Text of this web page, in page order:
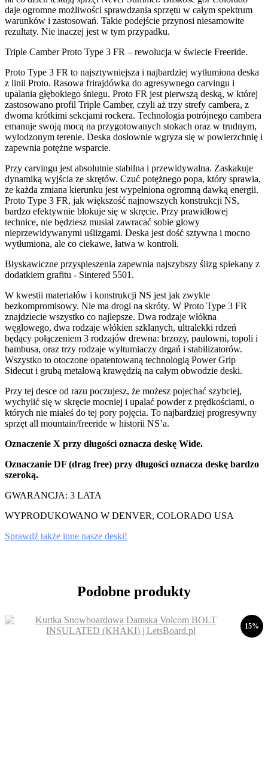
daje ogromne możliwości sprawdzania sprzętu w całym spektrum
warunków i zastosowań. Takie podejście przynosi niesamowite
rezultaty. Nie inaczej jest w tym przypadku.
Triple Camber Proto Type 3 FR – rewolucja w świecie Freeride.
Proto Type 3 FR to najsztywniejsza i najbardziej wytłumiona deska
z linii Proto. Rasowa frirajdówka do agresywnego carvingu i
upalania głębokiego śniegu. Proto FR jest pierwszą deską, w której
zastosowano profil Triple Camber, czyli aż trzy strefy cambera, z
dwoma krótkimi sekcjami rockera. Technologia potrójnego cambera
emanuje swoją mocą na przygotowanych stokach oraz w trudnym,
wylodzonym terenie. Deska dosłownie wgryza się w powierzchnię i
zapewnia potężne wsparcie.
Przy carvingu jest absolutnie stabilna i przewidywalna. Zaskakuje
dynamiką wyjścia ze skrętów. Czuć potężnego popa, który sprawia,
że każda zmiana kierunku jest wypełniona ogromną dawką energii.
Proto Type 3 FR, jak większość najnowszych konstrukcji NS,
bardzo efektywnie blokuje się w skręcie. Przy prawidłowej
technice, nie będziesz musiał zawracać sobie głowy
nieprzewidywanymi uślizgami. Deska jest dość sztywna i mocno
wytłumiona, ale co ciekawe, łatwa w kontroli.
Błyskawiczne przyspieszenia zapewnia najszybszy ślizg spiekany z
dodatkiem grafitu - Sintered 5501.
W kwestii materiałów i konstrukcji NS jest jak zwykle
bezkompromisowy. Nie ma drogi na skróty. W Proto Type 3 FR
znajdziecie wszystko co najlepsze. Dwa rodzaje włókna
węglowego, dwa rodzaje włókien szklanych, ultralekki rdzeń
będący połączeniem 3 rodzajów drewna: brzozy, paulowni, topoli i
bambusa, oraz trzy rodzaje wyłtumiaczy drgań i stabilizatorów.
Wszystko to otoczone opatentowaną technologią Power Grip
Sidecut i grubą metalową krawędzią na całym obwodzie deski.
Przy tej desce od razu poczujesz, że możesz pojechać szybciej,
wychylić się w skręcie mocniej i upalać powder z prędkościami, o
których nie miałeś do tej pory pojęcia. To najbardziej progresywny
sprzęt all mountain/freeride w historii NS’a.
Oznaczenie X przy długości oznacza deskę Wide.
Oznaczanie DF (drag free) przy długości oznacza deskę bardzo
szeroką.
GWARANCJA: 3 LATA
WYPRODUKOWANO W DENVER, COLORADO USA
Sprawdź także inne nasze deski!
Podobne produkty
15%